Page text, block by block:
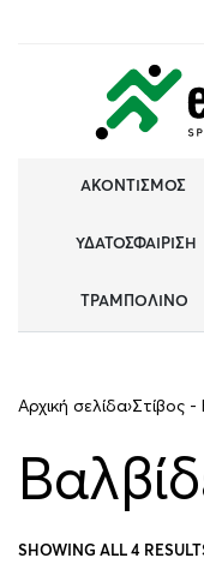
ΑΚΟΝΤΙΣΜΌΣ
ΥΔΑΤΟΣΦΑΊΡΙΣΗ
ΤΡΑΜΠΟΛΊΝΟ
Αρχική σελίδα›Στίβος -
SHOWING ALL 4